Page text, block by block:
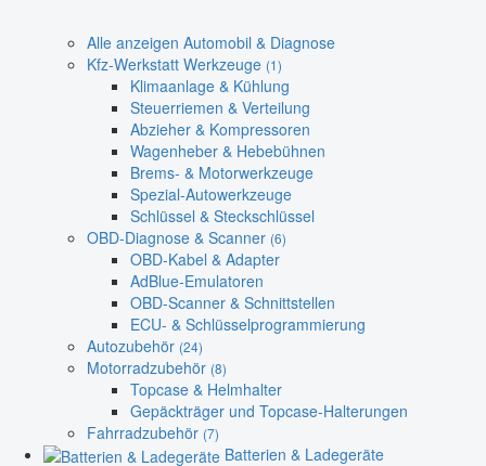
Alle anzeigen Automobil & Diagnose
Kfz-Werkstatt Werkzeuge (1)
Klimaanlage & Kühlung
Steuerriemen & Verteilung
Abzieher & Kompressoren
Wagenheber & Hebebühnen
Brems- & Motorwerkzeuge
Spezial-Autowerkzeuge
Schlüssel & Steckschlüssel
OBD-Diagnose & Scanner (6)
OBD-Kabel & Adapter
AdBlue-Emulatoren
OBD-Scanner & Schnittstellen
ECU- & Schlüsselprogrammierung
Autozubehör (24)
Motorradzubehör (8)
Topcase & Helmhalter
Gepäckträger und Topcase-Halterungen
Fahrradzubehör (7)
Batterien & Ladegeräte